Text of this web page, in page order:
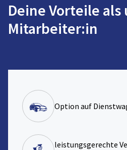
Deine Vorteile als
Mitarbeiter:in
Option auf
leistungsgerechte